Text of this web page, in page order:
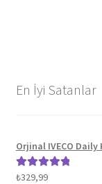
En İyi Satanlar
Orjinal IVECO Daily
5 üzerinden
₺329,99